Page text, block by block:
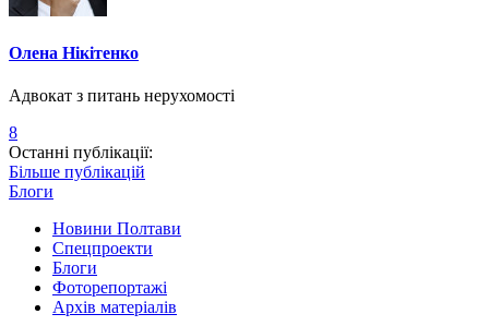
Олена Нікітенко
Адвокат з питань нерухомості
8
Останні публікації:
Більше публікацій
Блоги
Новини Полтави
Спецпроекти
Блоги
Фоторепортажі
Архів матеріалів